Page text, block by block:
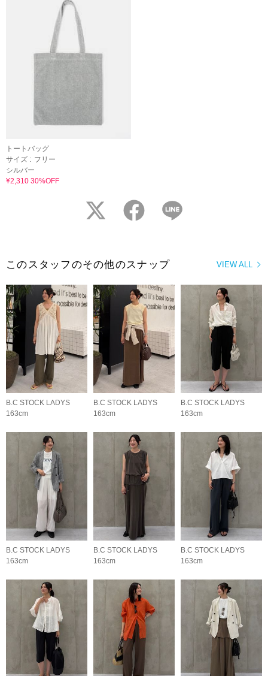
トートバッグ
サイズ : フリー
シルバー
¥2,310 30%OFF
twitter facebook
VIEW ALL
このスタッフのその他のスナップ
B.C STOCK LADYS
163cm
B.C STOCK LADYS
163cm
B.C STOCK LADYS
163cm
B.C STOCK LADYS
163cm
B.C STOCK LADYS
163cm
B.C STOCK LADYS
163cm